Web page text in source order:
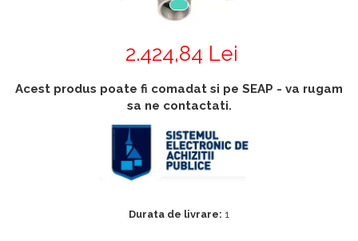
termoviziune
Accesorii De Trecere A Apei Si
Detectoare De Gaze
Dispozitive De Masurare
2.424,84 Lei
Acest produs poate fi comadat si pe SEAP - va rugam
sa ne contactati.
Durata de livrare: 1